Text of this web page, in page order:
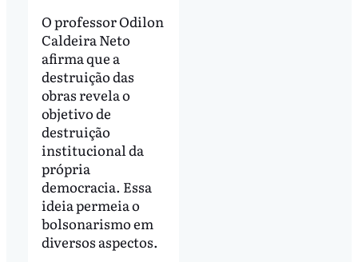
O professor Odilon
Caldeira Neto
afirma que a
destruição das
obras revela o
objetivo de
destruição
institucional da
própria
democracia. Essa
ideia permeia o
bolsonarismo em
diversos aspectos.